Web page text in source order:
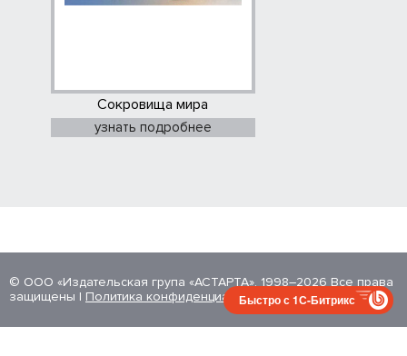
Сокровища мира
узнать подробнее
© ООО «Издательская група «АСТАРТА», 1998–2026 Все права
защищены | Политика конфиденциальностиБыстро с 1С-Битрикс